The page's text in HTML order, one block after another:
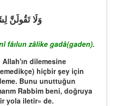
وَلَا تَقُولَنَّ
fâılun zâlike gadâ(gaden).
Allah'ın dilemesine
hiçbir şey için
Bunu unuttuğun
Rabbim beni, doğruya
yola iletir» de.